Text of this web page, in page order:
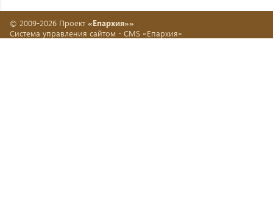
© 2009-2026 Проект «Епархия»»
Система управления сайтом - CMS «Епархия»